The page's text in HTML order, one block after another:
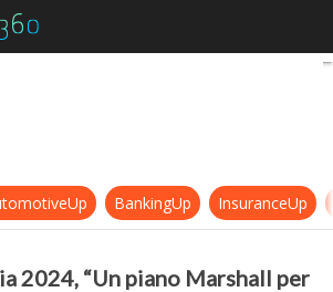
Telco per l’Italia 2024, “Un piano
BankingUp InsuranceUp
2024, “Un piano Marshall per